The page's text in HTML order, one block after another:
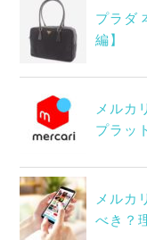
プラダ
編】
メルカ
プラッ
メルカ
べき？